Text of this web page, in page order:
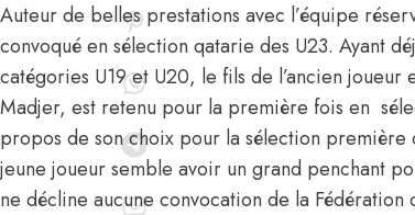
Auteur de belles prestations avec l’équipe
convoqué en sélection qatarie des U23. Ayant
catégories U19 et U20, le fils de l’ancien joueur
Madjer, est retenu pour la première fois en
propos de son choix pour la sélection première
jeune joueur semble avoir un grand penchant
ne décline aucune convocation de la Fédération